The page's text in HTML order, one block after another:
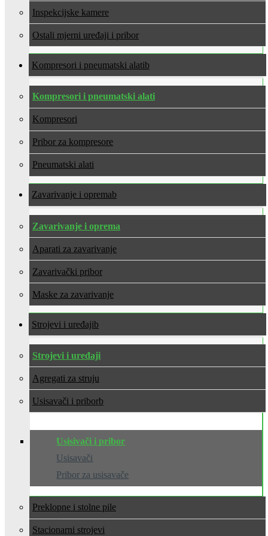
Inspekcijske kamere
Ostali mjerni uređaji i pribor
Kompresori i pneumatski alati
Kompresori i pneumatski alati
Kompresori
Pribor za kompresore
Pneumatski alati
Zavarivanje i oprema
Zavarivanje i oprema
Aparati za zavarivanje
Zavarivački pribor
Maske za zavarivanje
Strojevi i uređaji
Strojevi i uređaji
Agregati za struju
Usisavači i pribor
Usisivači i pribor
Usisavači
Pribor za usisavače
Preklopne i stolne pile
Stacionarni strojevi